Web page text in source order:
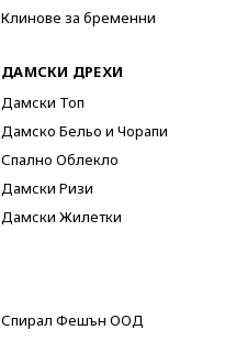
Клинове за бременни
ДАМСКИ ДРЕХИ
Дамски Топ
Дамско Бельо и Чорапи
Спално Облекло
Дамски Ризи
Дамски Жилетки
Спирал Фешън ООД